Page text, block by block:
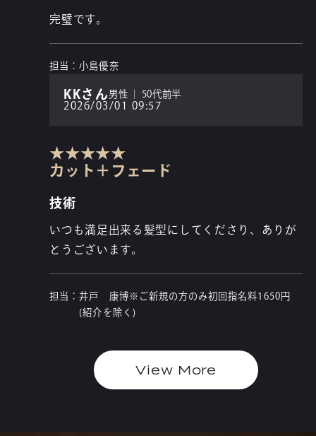
完璧です。
担当：小島優奈
KKさん 男性 50代前半
2026/03/01 09:57
★★★★★
カット＋フェード
技術
いつも満足出来る髪型にしてくださり、ありが
とうございます。
担当：井戸 康博※ご新規の方のみ初回指名料1650円
(紹介を除く)
View More